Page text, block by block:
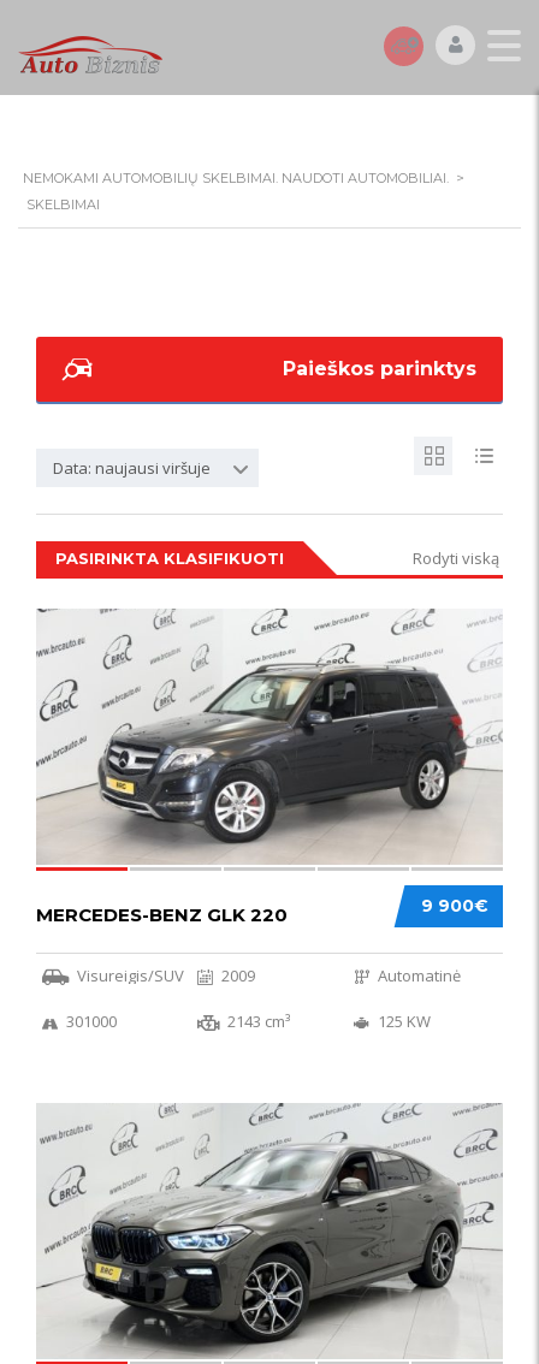
NEMOKAMI AUTOMOBILIŲ SKELBIMAI. NAUDOTI AUTOMOBILIAI. >
SKELBIMAI
Paieškos parinktys
Data: naujausi viršuje
PASIRINKTA KLASIFIKUOTI Rodyti viską
IŠSKIRTINIS
9 900€
MERCEDES-BENZ GLK 220
Visureigis/SUV 2009 Automatinė
301000 2143 cm³ 125 KW
58